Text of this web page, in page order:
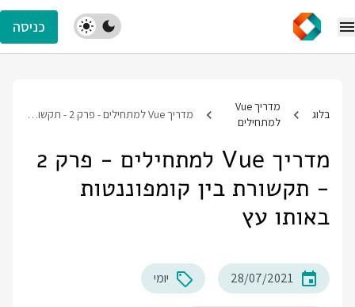
כניסה
בלוג
מדריך Vue
למתחילים
מדריך Vue למתחילים - פרק 2 - תקשורת בין קומפוננטות באותו עץ
מדריך Vue למתחילים - פרק 2
- תקשורת בין קומפוננטות
באותו עץ
28/07/2021 יומי